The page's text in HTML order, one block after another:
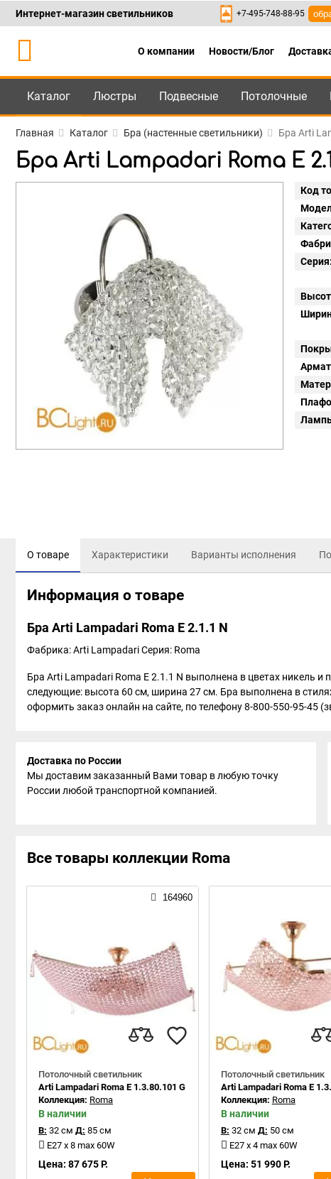
Каталог +7-495-748-88-95
Интернет-магазин светильников +7-495-748-88-95
О компании Новости/Блог
Каталог Люстры Подвесные Потолочные
Главная Каталог Бра (настенные светильники) Бра Arti
Бра Arti Lampadari Roma E
Код
Серия:
О товаре Характеристики Варианты исполнения
Информация о товаре
Бра Arti Lampadari Roma E 2.1.1 N
Фабрика: Arti LampadariСерия: Roma
Бра Arti Lampadari Roma E 2.1.1 N выполнена в цветах никель
следующие: высота 60 см, ширина 27 см. Бра выполнена в
оформить заказ онлайн на сайте, по телефону 8-800-550-95-45
Доставка по России
Мы доставим заказанный Вами товар в любую точку
России любой транспортной компанией.
Все товары коллекции Roma
164960
Потолочный светильник
Arti Lampadari Roma E 1.3.80.101 G
Коллекция: Roma
В наличии
В: 32 см Д: 85 см
E27 x 8 max 60W
Цена: 87 675 Р.
Потолочный светильник
Arti Lampadari Roma E
Коллекция: Roma
В наличии
В: 32 см Д: 50 см
E27 x 4 max 60W
Цена: 51 990 Р.